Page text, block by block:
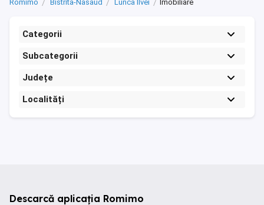
Romimo Bistrita-Nasaud Lunca Ilvei Imobiliare
Categorii
Subcategorii
Județe
Localități
Descarcă aplicația Romimo